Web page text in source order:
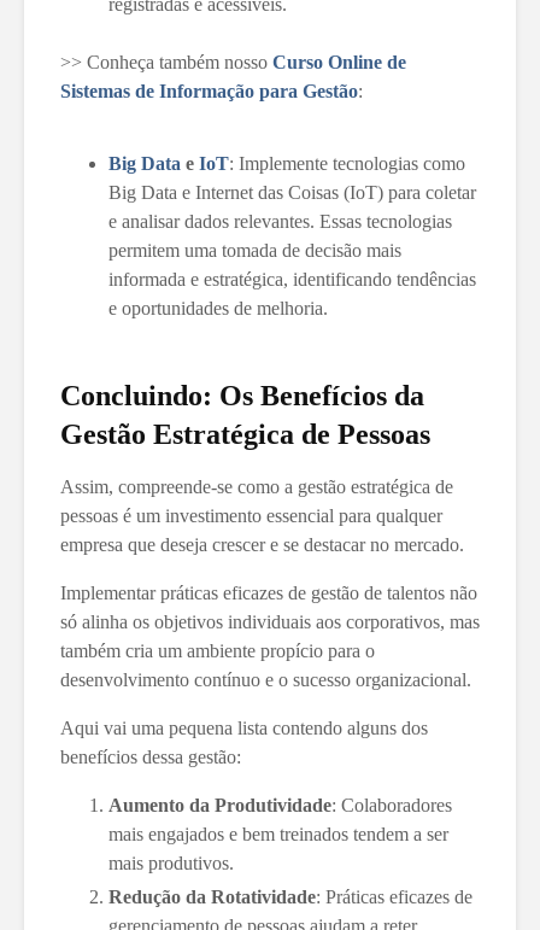
registradas e acessíveis.
>> Conheça também nosso Curso Online de
Sistemas de Informação para Gestão:
Big Data e IoT: Implemente tecnologias como
Big Data e Internet das Coisas (IoT) para coletar
e analisar dados relevantes. Essas tecnologias
permitem uma tomada de decisão mais
informada e estratégica, identificando tendências
e oportunidades de melhoria.
Concluindo: Os Benefícios da
Gestão Estratégica de Pessoas
Assim, compreende-se como a gestão estratégica de
pessoas é um investimento essencial para qualquer
empresa que deseja crescer e se destacar no mercado.
Implementar práticas eficazes de gestão de talentos não
só alinha os objetivos individuais aos corporativos, mas
também cria um ambiente propício para o
desenvolvimento contínuo e o sucesso organizacional.
Aqui vai uma pequena lista contendo alguns dos
benefícios dessa gestão:
Aumento da Produtividade: Colaboradores
mais engajados e bem treinados tendem a ser
mais produtivos.
Redução da Rotatividade: Práticas eficazes de